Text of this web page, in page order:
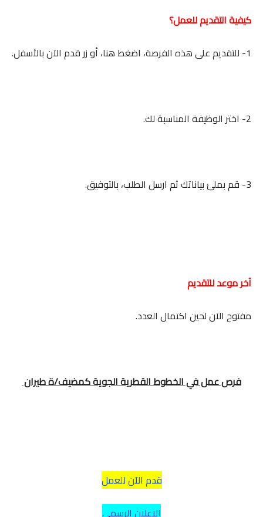
كيفية التقديم للعمل؟
1- للتقديم على هذه الفرصة، اضغط هنا، أو زر قدم الآن بالأسفل.
2- اختر الوظيفة المناسبة لك.
3- قم بملئ بياناتك ثم ارسل الطلب، بالتوفيق.
آخر موعد للتقديم
مفتوح الآن لحين اكتمال العدد.
فرص عمل في الخطوط القطرية الجوية كمضيف/ة طيران
قدم الآن للعمل
الإعلان الرسمي